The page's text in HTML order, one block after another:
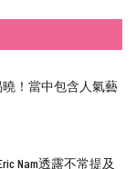
！當中包含人氣藝
Nam透露不常提及